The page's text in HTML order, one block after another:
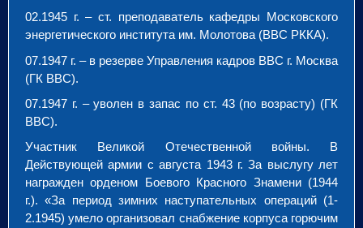
02.1945 г.–ст. преподаватель кафедры Московского
энергетического института им. Молотова (ВВС РККА).
07.1947 г. –в резерве Управления кадров ВВС г. Москва
(ГК ВВС).
07.1947 г. –уволен в запас по ст. 43 (по возрасту) (ГК
ВВС).
Участник Великой Отечественной войны. В
Действующей армии с августа 1943 г.За выслугу лет
награжден орденом Боевого Красного Знамени (1944
г.).«За период зимних наступательных операций (1-
2.1945) умело организовал снабжение корпуса горючим